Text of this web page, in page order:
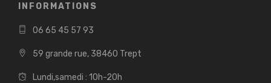
INFORMATIONS
06 65 45 57 93
59 grande rue, 38460 Trept
Lundi,samedi : 10h-20h